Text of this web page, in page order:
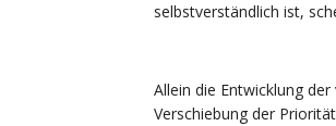
selbstverständlich ist,
Allein die Entwicklung
Verschiebung der